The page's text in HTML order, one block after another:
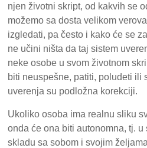
njen životni skript, od kakvih se
možemo sa dosta velikom
izgledati, pa često i kako će se
ne učini ništa da taj sistem
neke osobe u svom životnom
biti neuspešne, patiti, poludeti ili
uverenja su podložna korekciji.
Ukoliko osoba ima realnu sliku
onda će ona biti autonomna, tj.
skladu sa sobom i svojim